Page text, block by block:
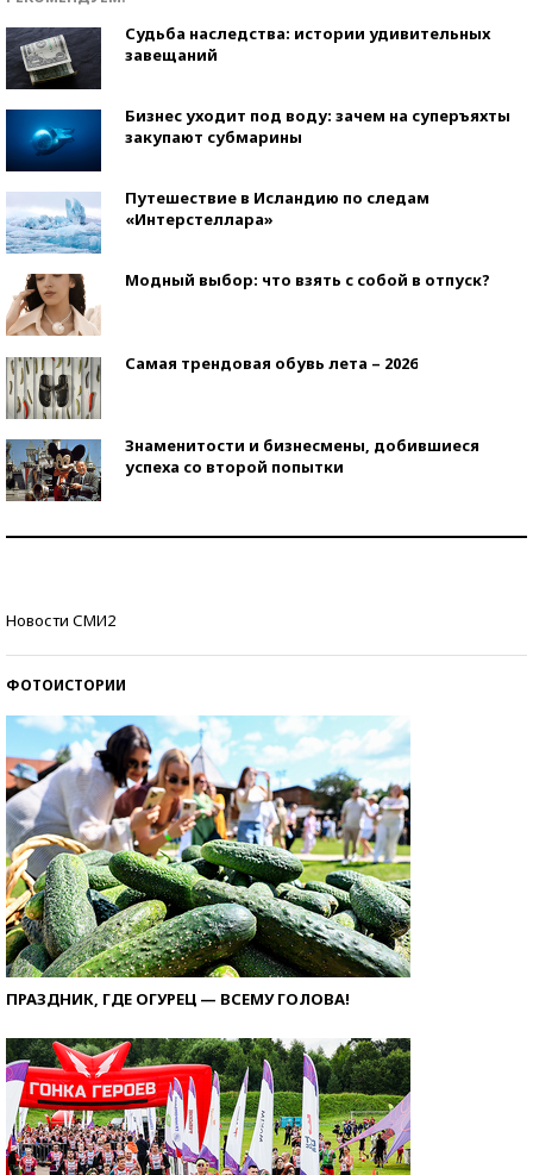
Судьба наследства: истории удивительных
завещаний
Бизнес уходит под воду: зачем на суперъяхты
закупают субмарины
Путешествие в Исландию по следам
«Интерстеллара»
Модный выбор: что взять с собой в отпуск?
Самая трендовая обувь лета – 2026
Знаменитости и бизнесмены, добившиеся
успеха со второй попытки
Новости СМИ2
ФОТОИСТОРИИ
ПРАЗДНИК, ГДЕ ОГУРЕЦ — ВСЕМУ ГОЛОВА!